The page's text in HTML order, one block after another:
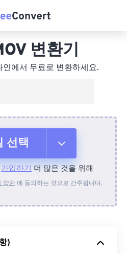
변환기
인에서 무료로 변환하세요.
선택
서
드라이브에서
가입하기 더 많은 것을 위해
약관에 동의하는 것으로 간주됩니다.
)